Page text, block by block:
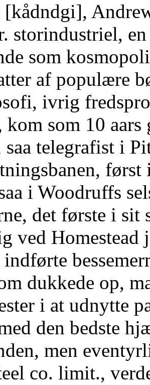
[kådndgi],
storindustriel,
som
af populære
ivrig
kom som 10
telegrafist i
først
i Woodruffs
det første i
ved
dukkede op,
i at udnytte
den bedste
men
co. limit.,